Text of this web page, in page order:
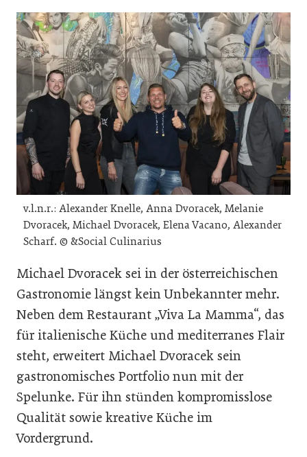
v.l.n.r.: Alexander Knelle, Anna Dvoracek, Melanie
Dvoracek, Michael Dvoracek, Elena Vacano, Alexander
Scharf. © &Social Culinarius
Michael Dvoracek sei in der österreichischen
Gastronomie längst kein Unbekannter mehr.
Neben dem Restaurant „Viva La Mamma“, das
für italienische Küche und mediterranes Flair
steht, erweitert Michael Dvoracek sein
gastronomisches Portfolio nun mit der
Spelunke. Für ihn stünden kompromisslose
Qualität sowie kreative Küche im
Vordergrund.